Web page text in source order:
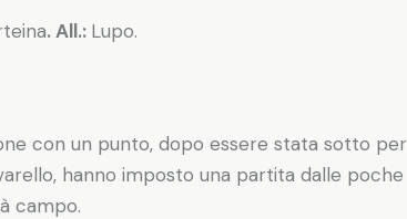
. All.: Lupo.
con un punto, dopo essere stata sotto per
hanno imposto una partita dalle poche
campo.